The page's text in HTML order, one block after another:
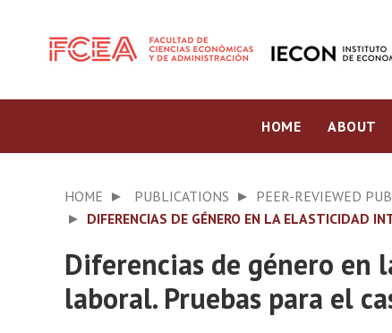
HOME ABOUT
HOME PUBLICATIONS
PEER-REVIEWED
DIFERENCIAS DE GÉNERO EN LA ELASTICIDAD
Diferencias de género en
laboral. Pruebas para el